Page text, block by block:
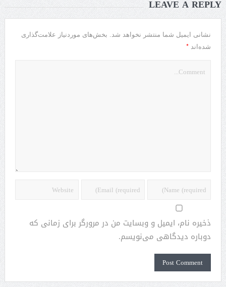
LEAVE A REPLY
نشانی ایمیل شما منتشر نخواهد شد. بخش‌های موردنیاز علامت‌گذاری
شده‌اند *
ذخیره نام، ایمیل و وبسایت من در مرورگر برای زمانی که
دوباره دیدگاهی می‌نویسم.